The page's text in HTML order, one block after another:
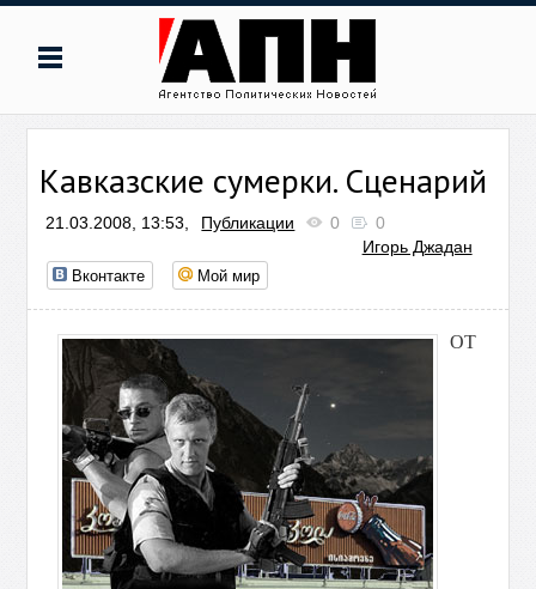
Кавказские сумерки. Сценарий
21.03.2008, 13:53, Публикации 0
0
Игорь Джадан
Вконтакте Мой мир
ОТ